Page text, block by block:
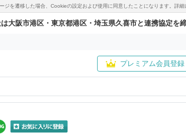
を遷移した場合、Cookieの設定および使用に同意したことになります。詳
大阪市港区・東京都港区・埼玉県久喜市と連携協定を
プレミアム会員登録